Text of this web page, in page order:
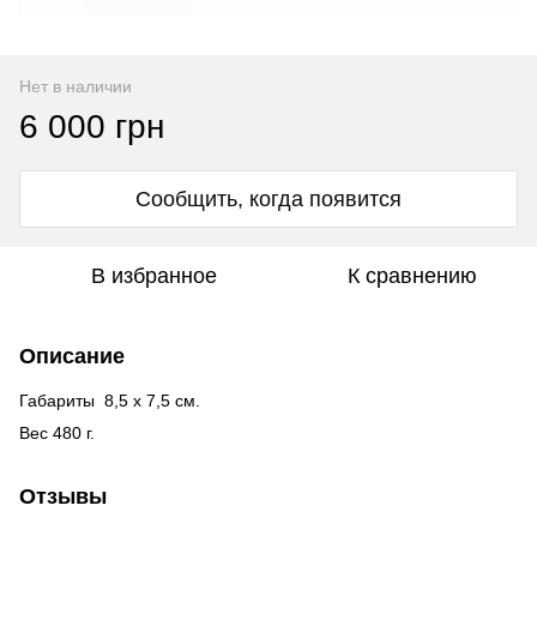
Нет в наличии
6 000 грн
Сообщить, когда появится
В избранное К сравнению
Описание
Габариты 8,5 х 7,5 см.
Вес 480 г.
Отзывы